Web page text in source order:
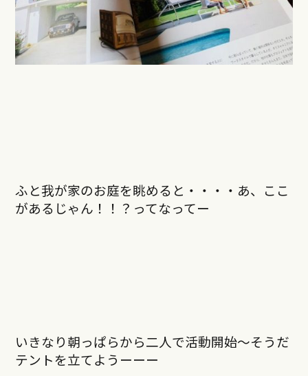
ふと我が家のお庭を眺めると・・・・あ、ここ
があるじゃん！！？ってなってー
いきなり朝っぱらから二人で活動開始〜そうだ
テントを立てようーーー